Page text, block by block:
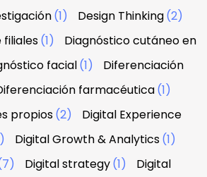
(1) Design Thinking(2)
filiales(1)
Diagnóstico cutáneo en
facial(1)
Diferenciación
farmacéutica(1)
propios(2)
Digital Experience
Digital Growth & Analytics(1)
Digital strategy(1)
Digital